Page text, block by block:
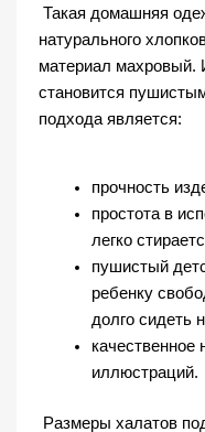
натурального
материал махровый.
становится
подхода является:
прочность
простота в
легко
пушистый
ребенку
долго сидеть
качественное
иллюстраций.